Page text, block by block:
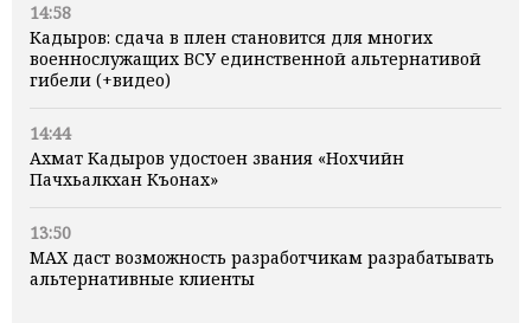
14:58
Кадыров: сдача в плен становится для многих
военнослужащих ВСУ единственной альтернативой
гибели (+видео)
14:44
Ахмат Кадыров удостоен звания «Нохчийн
Пачхьалкхан Къонах»
13:50
MAX даст возможность разработчикам разрабатывать
альтернативные клиенты